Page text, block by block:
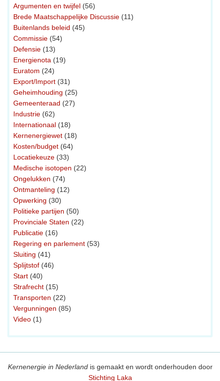
Argumenten en twijfel (56)
Brede Maatschappelijke Discussie (11)
Buitenlands beleid (45)
Commissie (54)
Defensie (13)
Energienota (19)
Euratom (24)
Export/Import (31)
Geheimhouding (25)
Gemeenteraad (27)
Industrie (62)
Internationaal (18)
Kernenergiewet (18)
Kosten/budget (64)
Locatiekeuze (33)
Medische isotopen (22)
Ongelukken (74)
Ontmanteling (12)
Opwerking (30)
Politieke partijen (50)
Provinciale Staten (22)
Publicatie (16)
Regering en parlement (53)
Sluiting (41)
Splijtstof (46)
Start (40)
Strafrecht (15)
Transporten (22)
Vergunningen (85)
Video (1)
Kernenergie in Nederlandis gemaakt en wordt onderhouden door
Stichting Laka